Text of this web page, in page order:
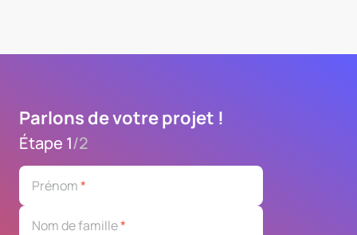
Parlons de votre projet !
Étape 1/2
Prénom*
Nom de famille*